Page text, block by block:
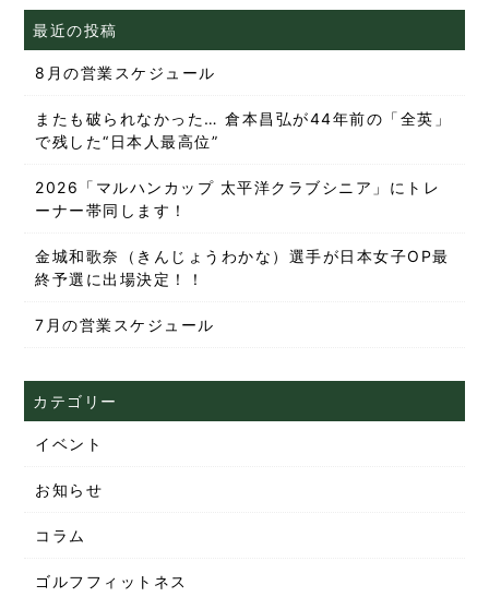
最近の投稿
8月の営業スケジュール
またも破られなかった… 倉本昌弘が44年前の「全英」
で残した“日本人最高位”
2026「マルハンカップ 太平洋クラブシニア」にトレ
ーナー帯同します！
金城和歌奈（きんじょうわかな）選手が日本女子OP最
終予選に出場決定！！
7月の営業スケジュール
カテゴリー
イベント
お知らせ
コラム
ゴルフフィットネス